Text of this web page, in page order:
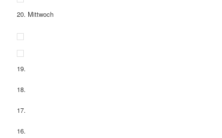
20. Mittwoch
19.
18.
17.
16.